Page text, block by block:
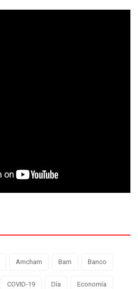
Amcham Bam Banco
COVID-19 Día Economía